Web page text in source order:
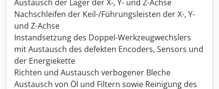
Austausch der Lager der X-, Y- und Z-Achse
Nachschleifen der Keil-/Führungsleisten der X-, Y-
und Z-Achse
Instandsetzung des Doppel-Werkzeugwechslers
mit Austausch des defekten Encoders, Sensors und
der Energiekette
Richten und Austausch verbogener Bleche
Austausch von Öl und Filtern sowie Reinigung des